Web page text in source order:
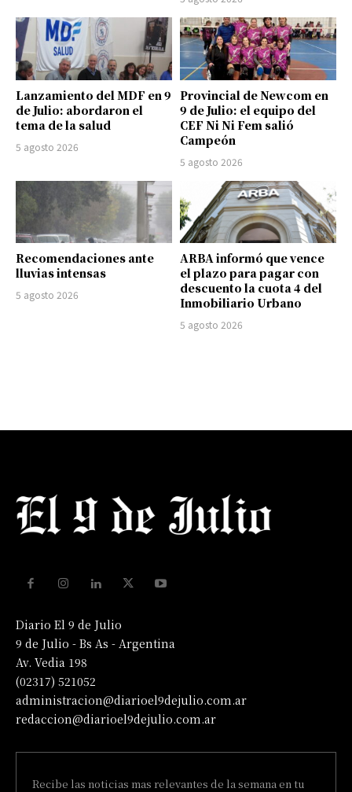
Lanzamiento del MDF en 9
de Julio: abordaron el
tema de la salud
5 agosto 2026
Provincial de Newcom en
9 de Julio: el equipo del
CEF Ni Ni Fem salió
Campeón
5 agosto 2026
Recomendaciones ante
lluvias intensas
5 agosto 2026
ARBA informó que vence
el plazo para pagar con
descuento la cuota 4 del
Inmobiliario Urbano
5 agosto 2026
Diario El 9 de Julio
9 de Julio - Bs As - Argentina
Av. Vedia 198
(02317) 521052
administracion@diarioel9dejulio.com.ar
redaccion@diarioel9dejulio.com.ar
Recibe las noticias mas relevantes de la semana en tu